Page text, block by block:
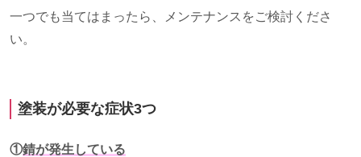
一つでも当てはまったら、メンテナンスをご検討くださ
い。
塗装が必要な症状3つ
①錆が発生している